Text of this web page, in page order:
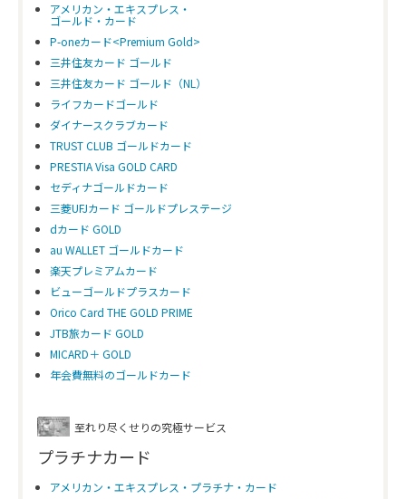
アメリカン・エキスプレス・
ゴールド・カード
P-oneカード<Premium Gold>
三井住友カード ゴールド
三井住友カード ゴールド（NL）
ライフカードゴールド
ダイナースクラブカード
TRUST CLUB ゴールドカード
PRESTIA Visa GOLD CARD
セディナゴールドカード
三菱UFJカード ゴールドプレステージ
dカード GOLD
au WALLET ゴールドカード
楽天プレミアムカード
ビューゴールドプラスカード
Orico Card THE GOLD PRIME
JTB旅カード GOLD
MICARD＋ GOLD
年会費無料のゴールドカード
至れり尽くせりの究極サービス
プラチナカード
アメリカン・エキスプレス・プラチナ・カード